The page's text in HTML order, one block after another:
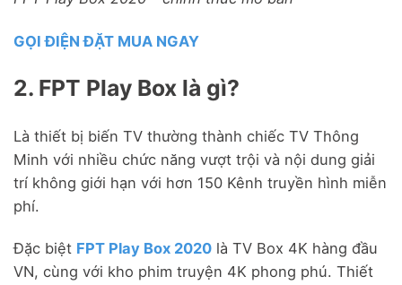
GỌI ĐIỆN ĐẶT MUA NGAY
2. FPT Play Box là gì?
Là thiết bị biến TV thường thành chiếc TV Thông
Minh với nhiều chức năng vượt trội và nội dung giải
trí không giới hạn với hơn 150 Kênh truyền hình miễn
phí.
Đặc biệt FPT Play Box 2020 là TV Box 4K hàng đầu
VN, cùng với kho phim truyện 4K phong phú. Thiết